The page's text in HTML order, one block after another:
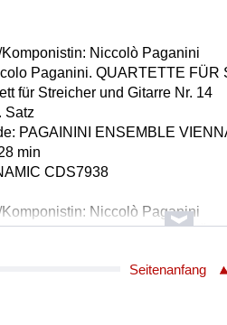
Niccolò Paganini
Paganini. QUARTETTE FÜR
für Streicher und Gitarre Nr. 14
Satz
PAGAININI ENSEMBLE
min
CDS7938
Niccolò Paganini
Paganini. QUARTETTE FÜR
PAGAININI ENSEMBLE VIENNA
Seitenanfang